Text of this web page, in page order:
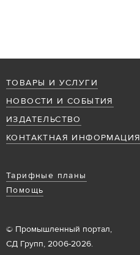
ТОВАРЫ И УСЛУГИ
НОВОСТИ И СОБЫТИЯ
ИЗДАТЕЛЬСТВО
КОНТАКТНАЯ ИНФОРМАЦИЯ
Тарифные планы
Помощь
© Промышленный портал,
СД Групп, 2006-2026.